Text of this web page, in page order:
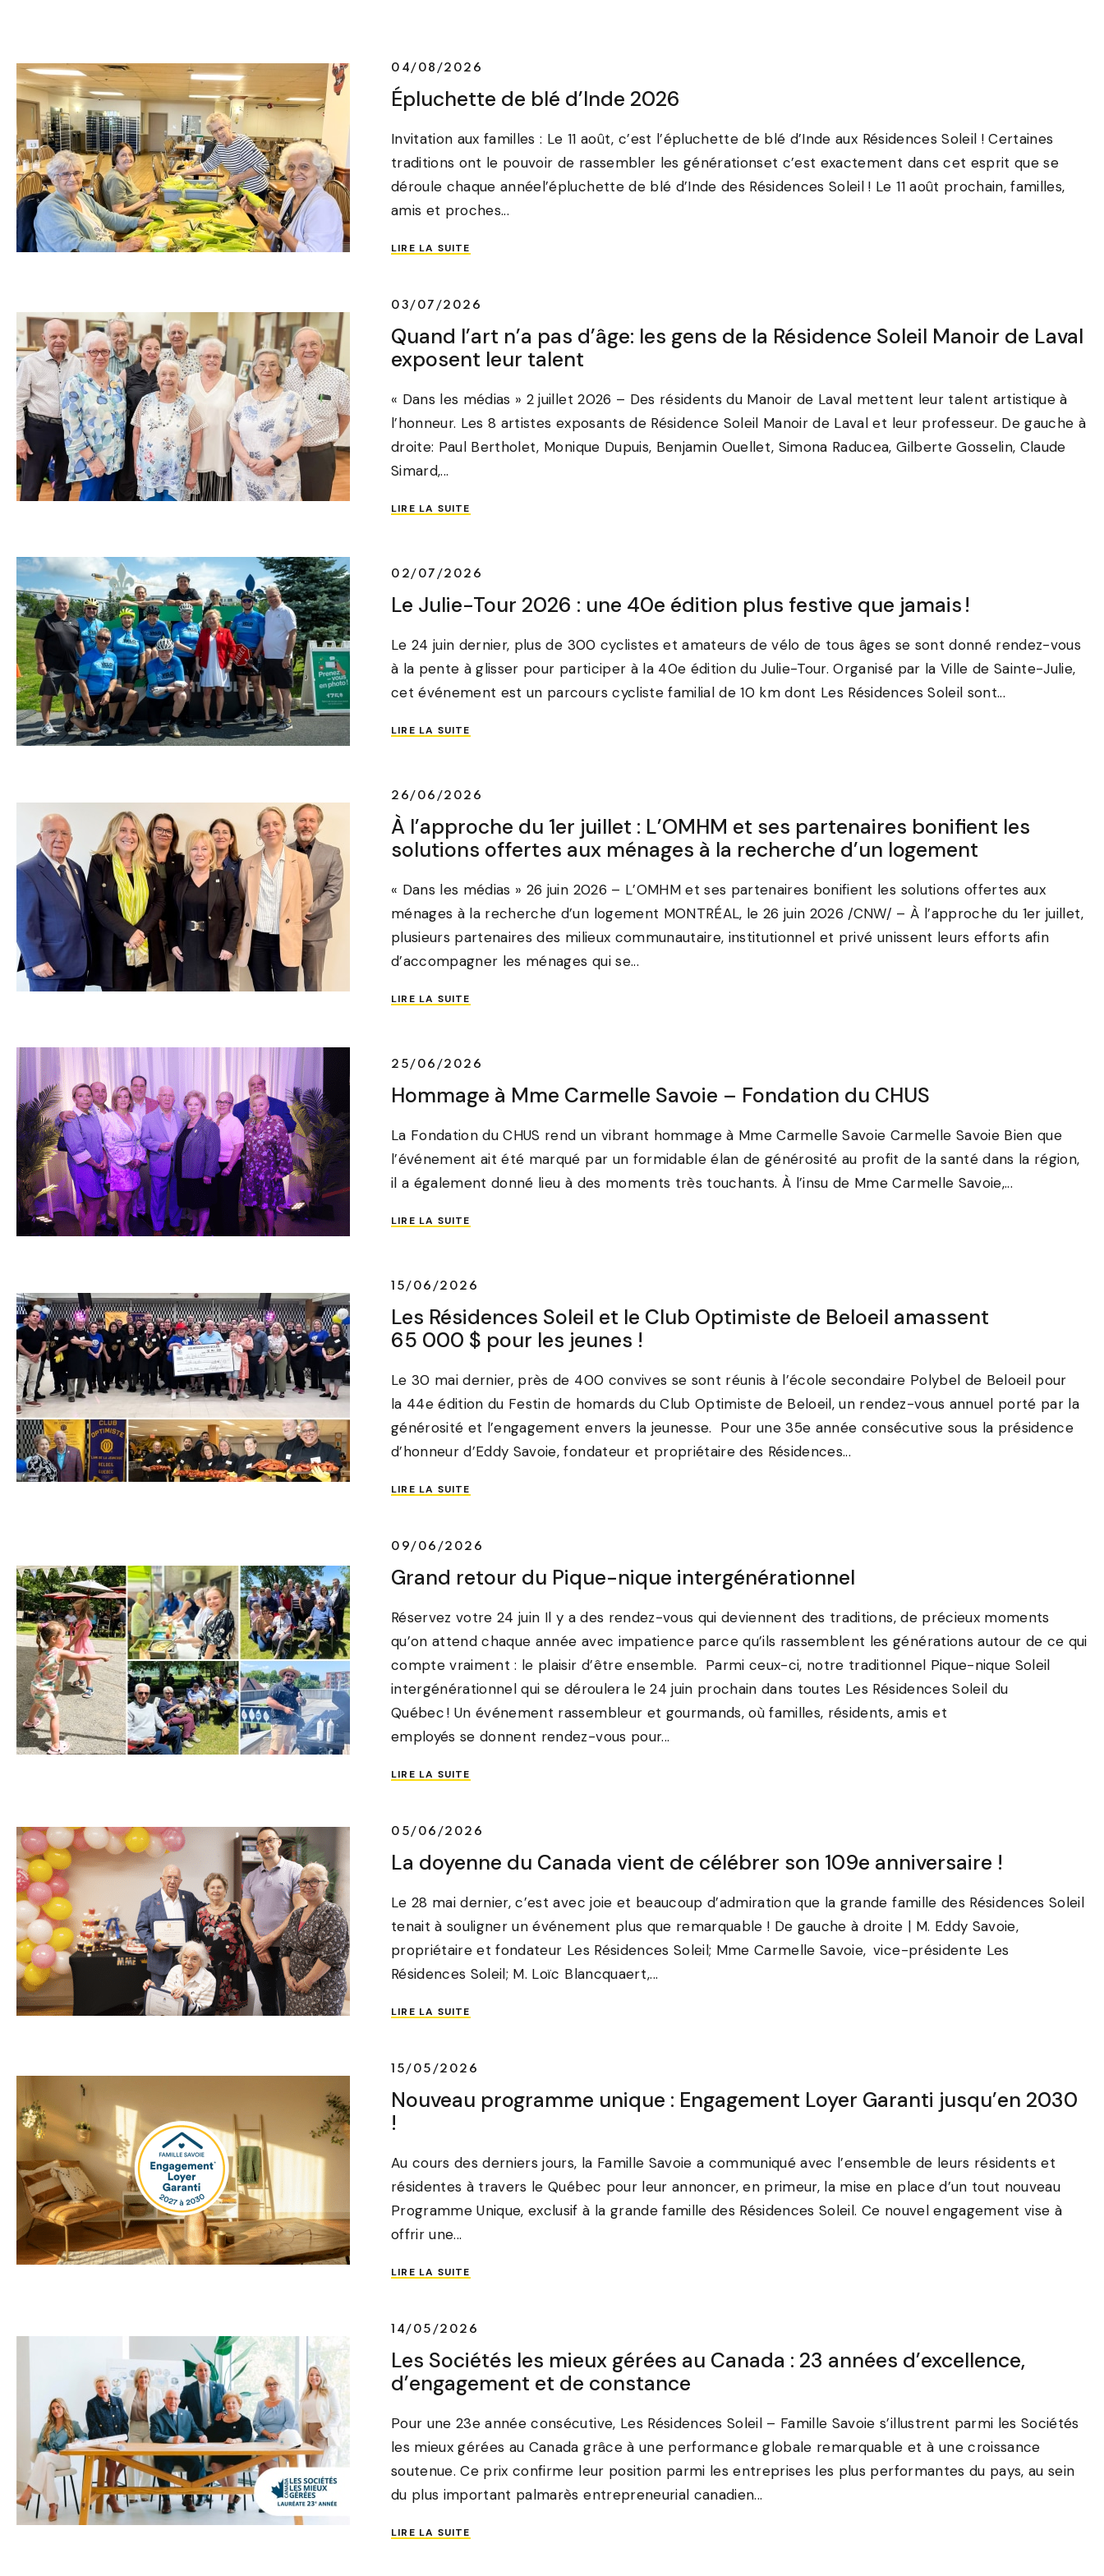
04/08/2026
Épluchette de blé d’Inde 2026
Invitation aux familles : Le 11 août, c’est l’épluchette de blé d’Inde aux Résidences Soleil ! Certaines
traditions ont le pouvoir de rassembler les générationset c’est exactement dans cet esprit que se
déroule chaque annéel’épluchette de blé d’Inde des Résidences Soleil ! Le 11 août prochain, familles,
amis et proches...
LIRE LA SUITE
03/07/2026
Quand l’art n’a pas d’âge: les gens de la Résidence Soleil Manoir de Laval
exposent leur talent
« Dans les médias » 2 juillet 2026 – Des résidents du Manoir de Laval mettent leur talent artistique à
l’honneur. Les 8 artistes exposants de Résidence Soleil Manoir de Laval et leur professeur. De gauche à
droite: Paul Bertholet, Monique Dupuis, Benjamin Ouellet, Simona Raducea, Gilberte Gosselin, Claude
Simard,...
LIRE LA SUITE
02/07/2026
Le Julie-Tour 2026 : une 40e édition plus festive que jamais !
Le 24 juin dernier, plus de 300 cyclistes et amateurs de vélo de tous âges se sont donné rendez-vous
à la pente à glisser pour participer à la 40e édition du Julie-Tour. Organisé par la Ville de Sainte-Julie,
cet événement est un parcours cycliste familial de 10 km dont Les Résidences Soleil sont...
LIRE LA SUITE
26/06/2026
À l’approche du 1er juillet : L’OMHM et ses partenaires bonifient les
solutions offertes aux ménages à la recherche d’un logement
« Dans les médias » 26 juin 2026 – L’OMHM et ses partenaires bonifient les solutions offertes aux
ménages à la recherche d’un logement MONTRÉAL, le 26 juin 2026 /CNW/ – À l’approche du 1er juillet,
plusieurs partenaires des milieux communautaire, institutionnel et privé unissent leurs efforts afin
d’accompagner les ménages qui se...
LIRE LA SUITE
25/06/2026
Hommage à Mme Carmelle Savoie – Fondation du CHUS
La Fondation du CHUS rend un vibrant hommage à Mme Carmelle Savoie Carmelle Savoie Bien que
l’événement ait été marqué par un formidable élan de générosité au profit de la santé dans la région,
il a également donné lieu à des moments très touchants. À l’insu de Mme Carmelle Savoie,...
LIRE LA SUITE
15/06/2026
Les Résidences Soleil et le Club Optimiste de Beloeil amassent
65 000 $ pour les jeunes !
Le 30 mai dernier, près de 400 convives se sont réunis à l’école secondaire Polybel de Beloeil pour
la 44e édition du Festin de homards du Club Optimiste de Beloeil, un rendez-vous annuel porté par la
générosité et l’engagement envers la jeunesse. Pour une 35e année consécutive sous la présidence
d’honneur d’Eddy Savoie, fondateur et propriétaire des Résidences...
LIRE LA SUITE
09/06/2026
Grand retour du Pique-nique intergénérationnel
Réservez votre 24 juin Il y a des rendez-vous qui deviennent des traditions, de précieux moments
qu’on attend chaque année avec impatience parce qu’ils rassemblent les générations autour de ce qui
compte vraiment : le plaisir d’être ensemble. Parmi ceux-ci, notre traditionnel Pique-nique Soleil
intergénérationnel qui se déroulera le 24 juin prochain dans toutes Les Résidences Soleil du
Québec ! Un événement rassembleur et gourmands, où familles, résidents, amis et
employés se donnent rendez-vous pour...
LIRE LA SUITE
05/06/2026
La doyenne du Canada vient de célébrer son 109e anniversaire !
Le 28 mai dernier, c’est avec joie et beaucoup d’admiration que la grande famille des Résidences Soleil
tenait à souligner un événement plus que remarquable ! De gauche à droite | M. Eddy Savoie,
propriétaire et fondateur Les Résidences Soleil; Mme Carmelle Savoie, vice-présidente Les
Résidences Soleil; M. Loïc Blancquaert,...
LIRE LA SUITE
15/05/2026
Nouveau programme unique : Engagement Loyer Garanti jusqu’en 2030
!
Au cours des derniers jours, la Famille Savoie a communiqué avec l’ensemble de leurs résidents et
résidentes à travers le Québec pour leur annoncer, en primeur, la mise en place d’un tout nouveau
Programme Unique, exclusif à la grande famille des Résidences Soleil. Ce nouvel engagement vise à
offrir une...
LIRE LA SUITE
14/05/2026
Les Sociétés les mieux gérées au Canada : 23 années d’excellence,
d’engagement et de constance
Pour une 23e année consécutive, Les Résidences Soleil – Famille Savoie s’illustrent parmi les Sociétés
les mieux gérées au Canada grâce à une performance globale remarquable et à une croissance
soutenue. Ce prix confirme leur position parmi les entreprises les plus performantes du pays, au sein
du plus important palmarès entrepreneurial canadien...
LIRE LA SUITE